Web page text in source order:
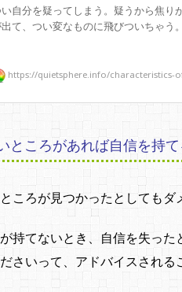
自分を疑ってしまう。疑うから焦り
出て、つい変なものに飛びついちゃう
https://quietsphere.info/characteristics-
ところがあれば自信を持て
ころが見つかったとしてもダ
持てないとき、自信を失っ
さいって、アドバイスされる